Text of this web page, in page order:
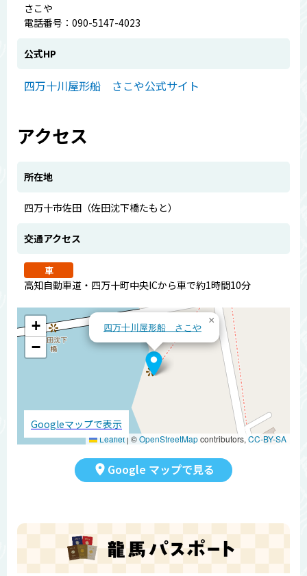
さこや
電話番号：090-5147-4023
公式HP
四万十川屋形船 さこや公式サイト
アクセス
所在地
四万十市佐田（佐田沈下橋たもと）
交通アクセス
車
高知自動車道・四万十町中央ICから車で約1時間10分
四万十川屋形船 さこや
×
+
−
Leaflet | ©OpenStreetMapcontributors, CC-BY-SA
Googleマップで表示
Google マップで見る